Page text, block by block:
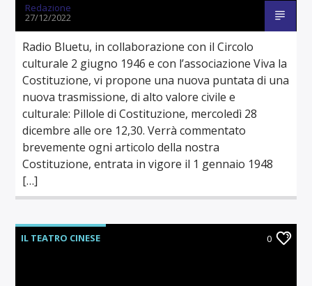
Redazione
27/12/2022
Radio Bluetu, in collaborazione con il Circolo
culturale 2 giugno 1946 e con l’associazione Viva la
Costituzione, vi propone una nuova puntata di una
nuova trasmissione, di alto valore civile e
culturale: Pillole di Costituzione, mercoledì 28
dicembre alle ore 12,30. Verrà commentato
brevemente ogni articolo della nostra
Costituzione, entrata in vigore il 1 gennaio 1948
[…]
IL TEATRO CINESE 0